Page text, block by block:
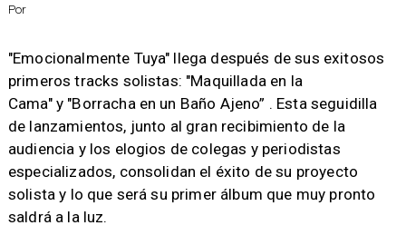
Por
"Emocionalmente Tuya" llega después de sus exitosos
primeros tracks solistas: "Maquillada en la
Cama" y "Borracha en un Baño Ajeno” . Esta seguidilla
de lanzamientos, junto al gran recibimiento de la
audiencia y los elogios de colegas y periodistas
especializados, consolidan el éxito de su proyecto
solista y lo que será su primer álbum que muy pronto
saldrá a la luz.